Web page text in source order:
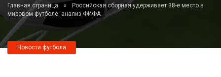
Главная страница »
Российская сборная удерживает 38-е место в
мировом футболе: анализ ФИФА
Новости футбола